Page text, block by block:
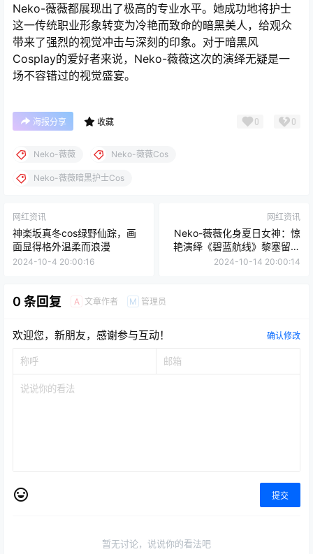
Neko-薇薇都展现出了极高的专业水平。她成功地将护士
这一传统职业形象转变为冷艳而致命的暗黑美人，给观众
带来了强烈的视觉冲击与深刻的印象。对于暗黑风
Cosplay的爱好者来说，Neko-薇薇这次的演绎无疑是一
场不容错过的视觉盛宴。
海报分享 收藏 0 0
Neko-薇薇 Neko-薇薇Cos
Neko-薇薇暗黑护士Cos
网红资讯
神楽坂真冬cos绿野仙踪，画
面显得格外温柔而浪漫
2024-10-4 20:00:16
网红资讯
Neko-薇薇化身夏日女神：惊
艳演绎《碧蓝航线》黎塞留泳
装造型
2024-10-14 20:00:14
0 条回复 A 文章作者 M 管理员
欢迎您，新朋友，感谢参与互动！ 确认修改
提交
暂无讨论，说说你的看法吧